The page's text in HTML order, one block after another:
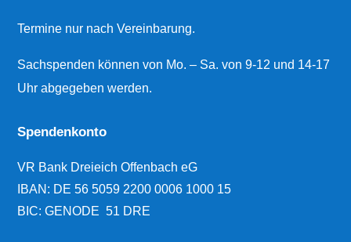
Termine nur nach Vereinbarung.
Sachspenden können von Mo. – Sa. von 9-12 und 14-17
Uhr abgegeben werden.
Spendenkonto
VR Bank Dreieich Offenbach eG
IBAN: DE 56 5059 2200 0006 1000 15
BIC: GENODE 51 DRE